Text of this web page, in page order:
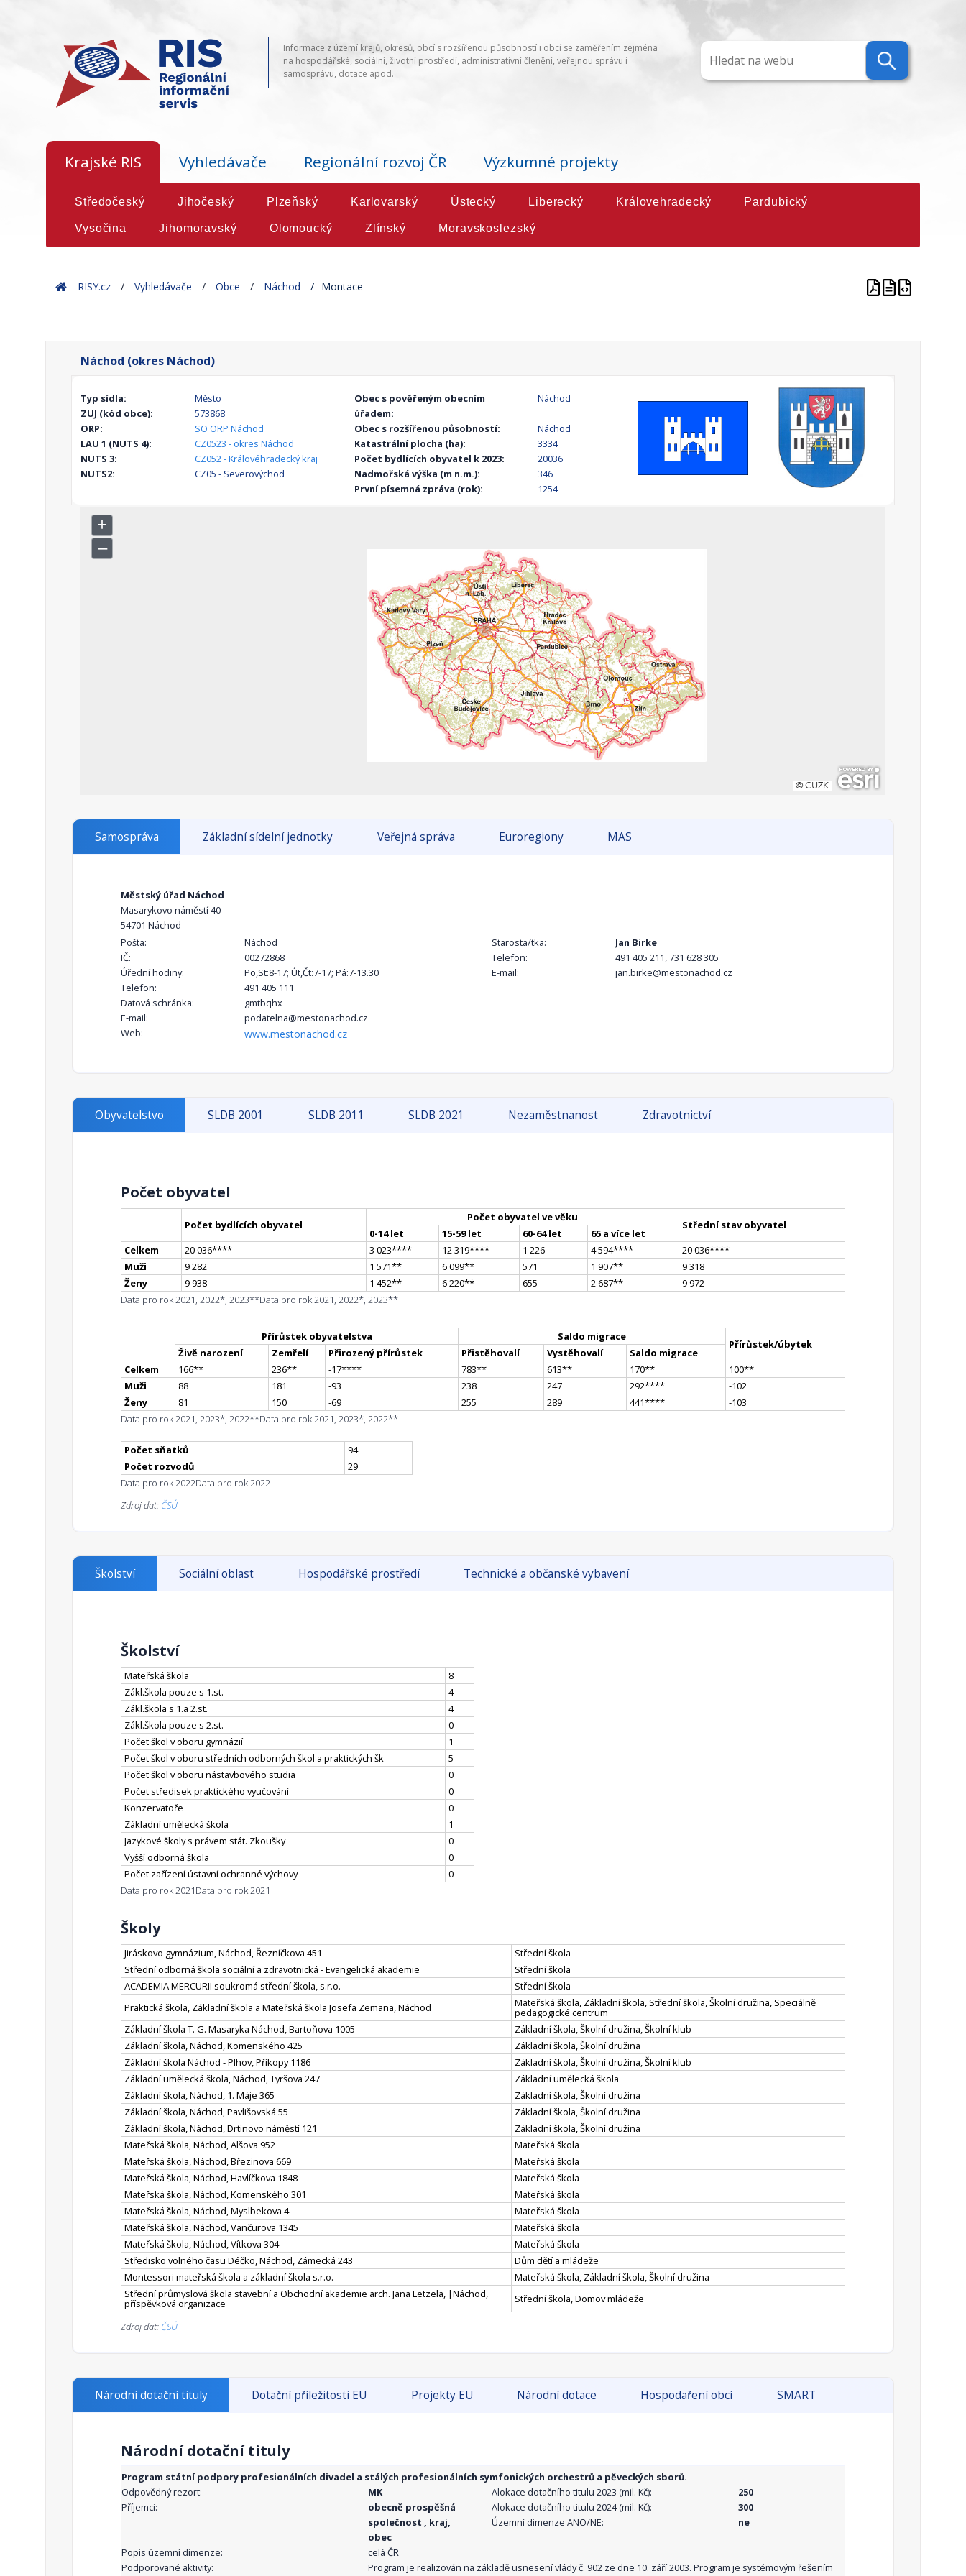
Informace z území krajů, okresů, obcí s rozšířenou působností i obcí se zaměřením zejména
na hospodářské, sociální, životní prostředí, administrativní členění, veřejnou správu i
samosprávu, dotace apod.
Krajské RIS Vyhledávače Regionální rozvoj ČR Výzkumné projekty
Středočeský Jihočeský Plzeňský Karlovarský Ústecký Liberecký Královehradecký Pardubický
Vysočina Jihomoravský Olomoucký Zlínský Moravskoslezský
HomeRISY.cz Vyhledávače Obce Náchod Montace
Náchod (okres Náchod)
Typ sídla:
Město
ZUJ (kód obce):
573868
ORP:
SO ORP Náchod
LAU 1 (NUTS 4):
CZ0523 - okres Náchod
NUTS 3:
CZ052 - Královéhradecký kraj
NUTS2:
CZ05 - Severovýchod
Obec s pověřeným obecním
úřadem:
Náchod
Obec s rozšířenou působností:
Náchod
Katastrální plocha (ha):
3334
Počet bydlících obyvatel k 2023:
20036
Nadmořská výška (m n.m.):
346
První písemná zpráva (rok):
1254
Samospráva Základní sídelní jednotky Veřejná správa Euroregiony MAS
Městský úřad Náchod
Masarykovo náměstí 40
54701 Náchod
Pošta:
Náchod
IČ:
00272868
Úřední hodiny:
Po,St:8-17; Út,Čt:7-17; Pá:7-13.30
Telefon:
491 405 111
Datová schránka:
gmtbqhx
E-mail:
podatelna@mestonachod.cz
Web:
www.mestonachod.cz
Starosta/tka:
Jan Birke
Telefon:
491 405 211, 731 628 305
E-mail:
jan.birke@mestonachod.cz
Obyvatelstvo SLDB 2001 SLDB 2011 SLDB 2021 Nezaměstnanost Zdravotnictví
Počet obyvatel
Počet bydlících obyvatel
Počet obyvatel ve věku
Střední stav obyvatel
0-14 let 15-59 let 60-64 let
65 a více let
Celkem
20 036**** 3 023**** 12 319**** 1 226 4 594**** 20 036****
Muži
9 282 1 571** 6 099** 571 1 907**
9 318
Ženy
9 938 1 452** 6 220** 655 2 687**
9 972
Data pro rok 2021, 2022*, 2023**Data pro rok 2021, 2022*, 2023**
Přírůstek obyvatelstva Saldo migrace
Přírůstek/úbytek
Živě narození Zemřelí Přirozený přírůstek Přistěhovalí Vystěhovalí
Saldo migrace
Celkem
166** 236** -17**** 783** 613** 170** 100**
Muži
88 181 -93 238 247 292****
-102
Ženy
81 150 -69 255 289 441****
-103
Data pro rok 2021, 2023*, 2022**Data pro rok 2021, 2023*, 2022**
Počet sňatků
94
Počet rozvodů
29
Data pro rok 2022Data pro rok 2022
Zdroj dat: ČSÚ
Školství Sociální oblast Hospodářské prostředí Technické a občanské vybavení
Školství
Mateřská škola
8
Zákl.škola pouze s 1.st.
4
Zákl.škola s 1.a 2.st.
4
Zákl.škola pouze s 2.st.
0
Počet škol v oboru gymnázií
1
Počet škol v oboru středních odborných škol a praktických šk
5
Počet škol v oboru nástavbového studia
0
Počet středisek praktického vyučování
0
Konzervatoře
0
Základní umělecká škola
1
Jazykové školy s právem stát. Zkoušky
0
Vyšší odborná škola
0
Počet zařízení ústavní ochranné výchovy
0
Data pro rok 2021Data pro rok 2021
Školy
Jiráskovo gymnázium, Náchod, Řezníčkova 451
Střední škola
Střední odborná škola sociální a zdravotnická - Evangelická akademie
Střední škola
ACADEMIA MERCURII soukromá střední škola, s.r.o.
Střední škola
Praktická škola, Základní škola a Mateřská škola Josefa Zemana, Náchod
Mateřská škola, Základní škola, Střední škola, Školní družina, Speciálně
pedagogické centrum
Základní škola T. G. Masaryka Náchod, Bartoňova 1005
Základní škola, Školní družina, Školní klub
Základní škola, Náchod, Komenského 425
Základní škola, Školní družina
Základní škola Náchod - Plhov, Příkopy 1186
Základní škola, Školní družina, Školní klub
Základní umělecká škola, Náchod, Tyršova 247
Základní umělecká škola
Základní škola, Náchod, 1. Máje 365
Základní škola, Školní družina
Základní škola, Náchod, Pavlišovská 55
Základní škola, Školní družina
Základní škola, Náchod, Drtinovo náměstí 121
Základní škola, Školní družina
Mateřská škola, Náchod, Alšova 952
Mateřská škola
Mateřská škola, Náchod, Březinova 669
Mateřská škola
Mateřská škola, Náchod, Havlíčkova 1848
Mateřská škola
Mateřská škola, Náchod, Komenského 301
Mateřská škola
Mateřská škola, Náchod, Myslbekova 4
Mateřská škola
Mateřská škola, Náchod, Vančurova 1345
Mateřská škola
Mateřská škola, Náchod, Vítkova 304
Mateřská škola
Středisko volného času Déčko, Náchod, Zámecká 243
Dům dětí a mládeže
Montessori mateřská škola a základní škola s.r.o.
Mateřská škola, Základní škola, Školní družina
Střední průmyslová škola stavební a Obchodní akademie arch. Jana Letzela, |Náchod,
příspěvková organizace Střední škola, Domov mládeže
Zdroj dat: ČSÚ
Národní dotační tituly Dotační příležitosti EU Projekty EU Národní dotace Hospodaření obcí SMART
Národní dotační tituly
Program státní podpory profesionálních divadel a stálých profesionálních symfonických orchestrů a pěveckých sborů.
Odpovědný rezort:
MK
Příjemci:
obecně prospěšná
společnost , kraj,
obec
Alokace dotačního titulu 2023 (mil. Kč):
250
Alokace dotačního titulu 2024 (mil. Kč):
300
Územní dimenze ANO/NE:
ne
Popis územní dimenze:
celá ČR
Podporované aktivity:
Program je realizován na základě usnesení vlády č. 902 ze dne 10. září 2003. Program je systémovým řešením